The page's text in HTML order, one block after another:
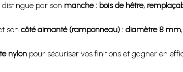
par son manche : bois de hêtre,
son côté aimanté (ramponneau) : diamètre 8 mm
nylonpour sécuriser vos finitions et gagner en